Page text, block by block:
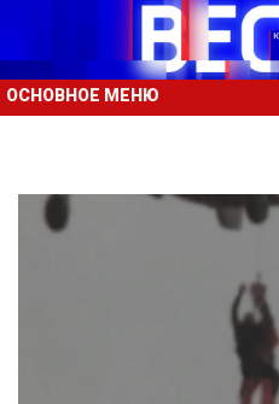
ОСНОВНОЕ МЕНЮ